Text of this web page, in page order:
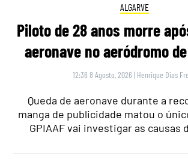
ALGARVE
Piloto de 28 anos morre
aeronave no aeródromo
12:36 8 Agosto, 2026 | Henrique Dias
Queda de aeronave durante a
manga de publicidade matou o
GPIAAF vai investigar as causas